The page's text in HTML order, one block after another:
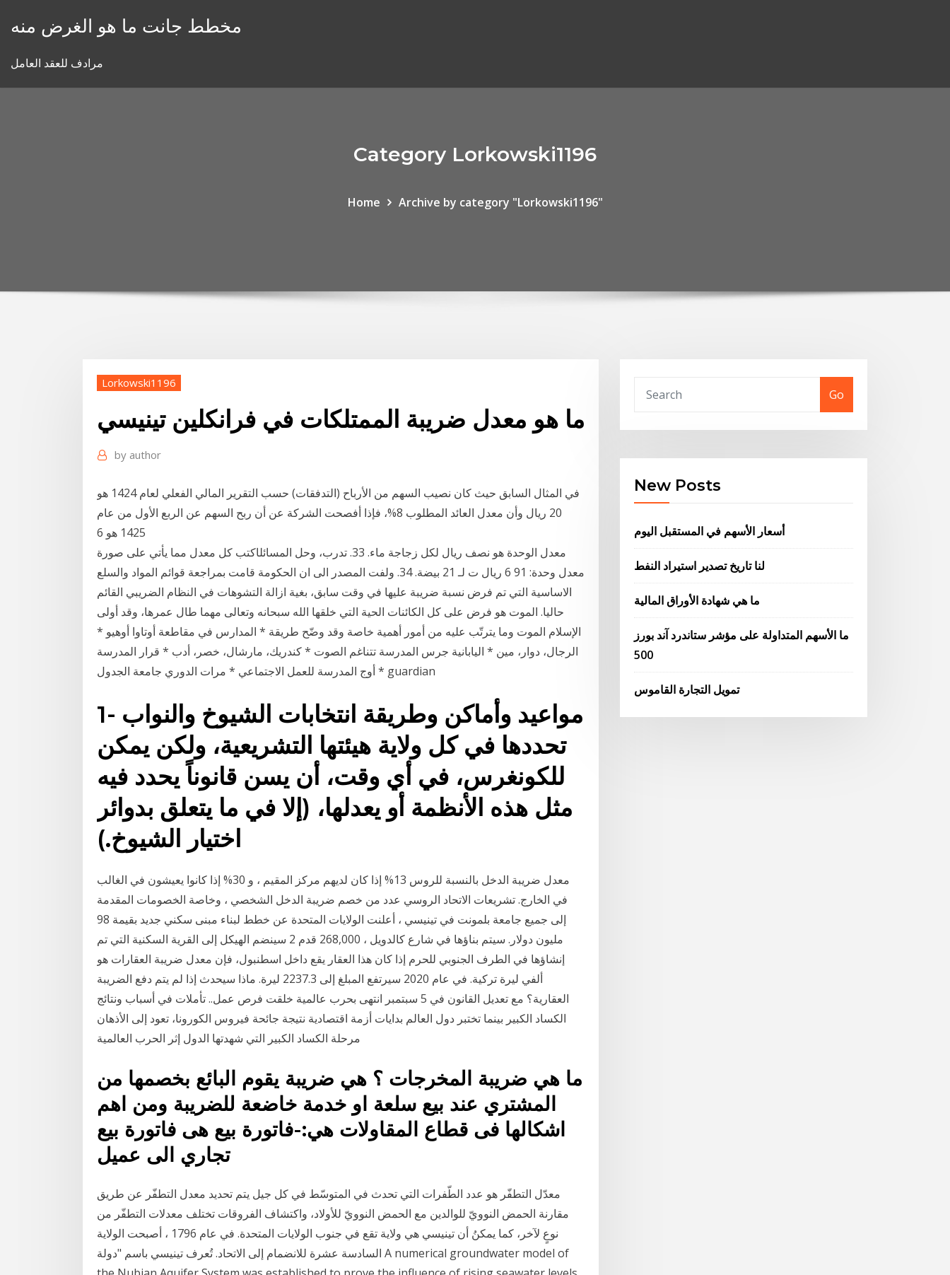
مخطط جانت ما هو الغرض منه
مرادف للعقد العامل
Category Lorkowski1196
Home Archive by category "Lorkowski1196"
Lorkowski1196
ما هو معدل ضريبة الممتلكات في فرانكلين تينيسي
by author
في المثال السابق حيث كان نصيب السهم من الأرباح (التدفقات) حسب التقرير المالي الفعلي لعام 1424 هو
20 ريال وأن معدل العائد المطلوب 8%، فإذا أفصحت الشركة عن أن ربح السهم عن الربع الأول من عام
1425 هو 6
‫معدل الوحدة هو نصف ريال لكل زجاجة ماء.‬ 33. ‫تدرب، وحل المسائل‬‫اكتب كل معدل مما يأتي على صورة
معدل وحدة:‬ ‫91‬ ‫6 ريال ت لـ 21 بيضة.‬ 34. ولفت المصدر الى ان الحكومة قامت بمراجعة قوائم المواد والسلع
الاساسية التي تم فرض نسبة ضريبة عليها في وقت سابق، بغية ازالة التشوهات في النظام الضريبي القائم
حاليا. الموت هو فرض على كل الكائنات الحية التي خلقها الله سبحانه وتعالى مهما طال عمرها، وقد أولى
الإسلام الموت وما يترتّب عليه من أمور أهمية خاصة وقد وضّح طريقة * المدارس في مقاطعة أوتاوا أوهيو *
الرجال، دوار، مين * اليابانية جرس المدرسة تتناغم الصوت * كندريك، مارشال، خصر، أدب * قرار المدرسة
* أوج المدرسة للعمل الاجتماعي * مرات الدوري جامعة الجدول guardian
1- مواعيد وأماكن وطريقة انتخابات الشيوخ والنواب
تحددها في كل ولاية هيئتها التشريعية، ولكن يمكن
للكونغرس، في أي وقت، أن يسن قانوناً يحدد فيه
مثل هذه الأنظمة أو يعدلها، (إلا في ما يتعلق بدوائر
اختيار الشيوخ.)
معدل ضريبة الدخل بالنسبة للروس 13% إذا كان لديهم مركز المقيم ، و 30% إذا كانوا يعيشون في الغالب
في الخارج. تشريعات الاتحاد الروسي عدد من خصم ضريبة الدخل الشخصي ، وخاصة الخصومات المقدمة
إلى جميع جامعة بلمونت في تينيسي ، أعلنت الولايات المتحدة عن خطط لبناء مبنى سكني جديد بقيمة 98
مليون دولار. سيتم بناؤها في شارع كالدويل ، 268,000 قدم 2 سينضم الهيكل إلى القرية السكنية التي تم
إنشاؤها في الطرف الجنوبي للحرم إذا كان هذا العقار يقع داخل اسطنبول، فإن معدل ضريبة العقارات هو
ألفي ليرة تركية. في عام 2020 سيرتفع المبلغ إلى 2237.3 ليرة. ماذا سيحدث إذا لم يتم دفع الضريبة
العقارية؟ مع تعديل القانون في 5 سبتمبر انتهى بحرب عالمية خلقت فرص عمل.. تأملات في أسباب ونتائج
الكساد الكبير بينما تختبر دول العالم بدايات أزمة اقتصادية نتيجة جائحة فيروس الكورونا، تعود إلى الأذهان
مرحلة الكساد الكبير التي شهدتها الدول إثر الحرب العالمية
ما هي ضريبة المخرجات ؟ هي ضريبة يقوم البائع بخصمها من
المشتري عند بيع سلعة او خدمة خاضعة للضريبة ومن اهم
اشكالها فى قطاع المقاولات هي:-فاتورة بيع هى فاتورة بيع
تجاري الى عميل
معدّل التطفّر هو عدد الطّفرات التي تحدث في المتوسّط في كل جيل يتم تحديد معدل التطفّر عن طريق
مقارنة الحمض النوويّ للوالدين مع الحمض النوويّ للأولاد، واكتشاف الفروقات تختلف معدلات التطفّر من
نوعٍ لآخر، كما يمكنُ أن تينيسي هي ولاية تقع في جنوب الولايات المتحدة. في عام 1796 ، أصبحت الولاية
السادسة عشرة للانضمام إلى الاتحاد. تُعرف تينيسي باسم "دولة A numerical groundwater model of
Go
New Posts
أسعار الأسهم في المستقبل اليوم
لنا تاريخ تصدير استيراد النفط
ما هي شهادة الأوراق المالية
ما الأسهم المتداولة على مؤشر ستاندرد آند بورز
500
تمويل التجارة القاموس